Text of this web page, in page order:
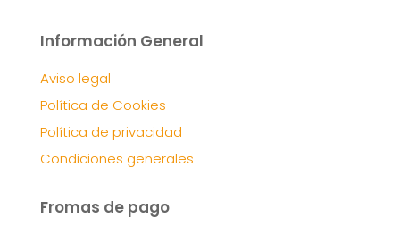
Información General
Aviso legal
Política de Cookies
Política de privacidad
Condiciones generales
Fromas de pago